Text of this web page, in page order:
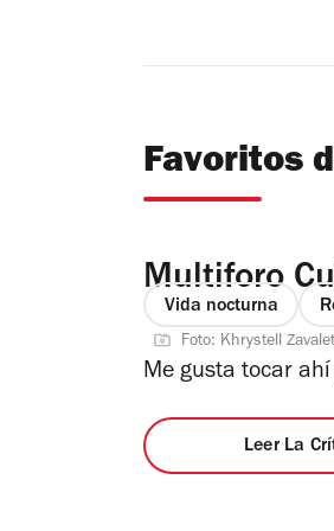
Favoritos
Multiforo
Vida nocturna
Foto: Khrystell
Me gusta tocar
Leer La